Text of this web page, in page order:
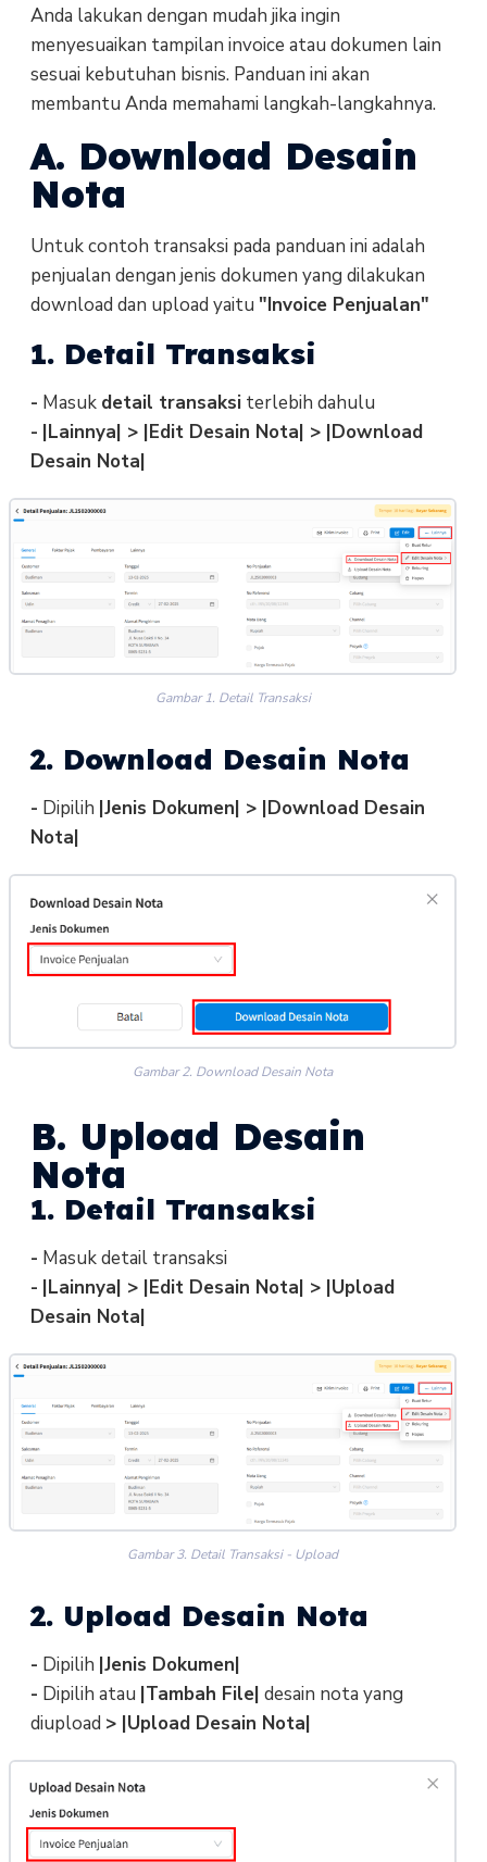
Anda lakukan dengan mudah jika ingin
menyesuaikan tampilan invoice atau dokumen lain
sesuai kebutuhan bisnis. Panduan ini akan
membantu Anda memahami langkah-langkahnya.
A. Download Desain
Nota
Untuk contoh transaksi pada panduan ini adalah
penjualan dengan jenis dokumen yang dilakukan
download dan upload yaitu "Invoice Penjualan"
1. Detail Transaksi
- Masuk detail transaksiterlebih dahulu
- |Lainnya| > |Edit Desain Nota| > |Download
Desain Nota|
Gambar 1. Detail Transaksi
2. Download Desain Nota
- Dipilih |Jenis Dokumen| > |Download Desain
Nota|
Gambar 2. Download Desain Nota
B. Upload Desain
Nota
1. Detail Transaksi
- Masuk detail transaksi
- |Lainnya| > |Edit Desain Nota| > |Upload
Desain Nota|
Gambar 3. Detail Transaksi - Upload
2. Upload Desain Nota
- Dipilih |Jenis Dokumen|
- Dipilih atau |Tambah File| desain nota yang
diupload > |Upload Desain Nota|